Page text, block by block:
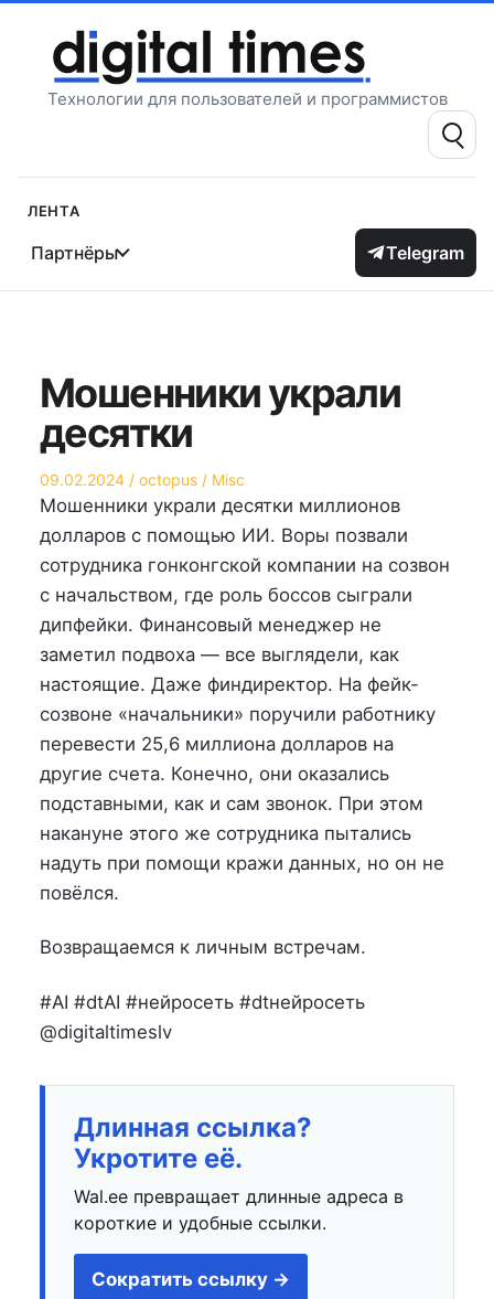
содержимому
Технологии для пользователей и программистов
Поиск:
Лента
Партнёры Telegram
Мошенники украли
десятки
Опубликовано
на
09.02.2024 Автор
octopus
Опубликовано
в
Misc
Мошенники украли десятки миллионов
долларов с помощью ИИ. Воры позвали
сотрудника гонконгской компании на созвон
с начальством, где роль боссов сыграли
дипфейки. Финансовый менеджер не
заметил подвоха — все выглядели, как
настоящие. Даже финдиректор. На фейк-
созвоне «начальники» поручили работнику
перевести 25,6 миллиона долларов на
другие счета. Конечно, они оказались
подставными, как и сам звонок. При этом
накануне этого же сотрудника пытались
надуть при помощи кражи данных, но он не
повёлся.
Возвращаемся к личным встречам.
#AI #dtAI #нейросеть #dtнейросеть
@digitaltimeslv
Длинная ссылка?
Укротите её.
Wal.ee превращает длинные адреса в
короткие и удобные ссылки.
Сократить ссылку →